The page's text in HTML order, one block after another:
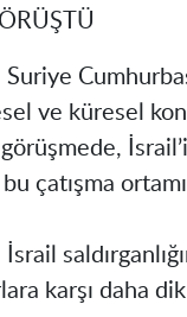
Suriye
ve küresel
çatışma
karşı daha